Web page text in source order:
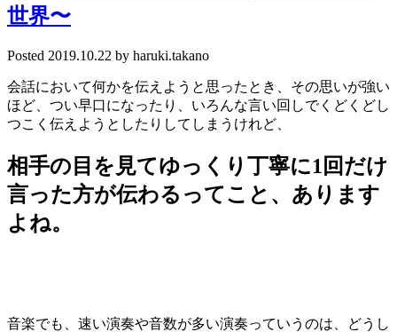
世界〜
Posted 2019.10.22 by haruki.takano
会話において何かを伝えようと思ったとき、その思いが強い
ほど、つい早口になったり、いろんな言い回しでくどくどし
つこく伝えようとしたりしてしまうけれど、
相手の目を見てゆっくり丁寧に1 回だけ
言った方が伝わるってこと、あります
よね。
音楽でも、速い演奏や音数が多い演奏っていうのは、どうし